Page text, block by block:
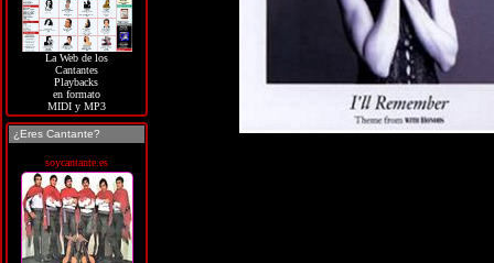
La Web de los
Cantantes
Playbacks
en formato
MIDI y MP3
¿Eres Cantante?
soycantante.es